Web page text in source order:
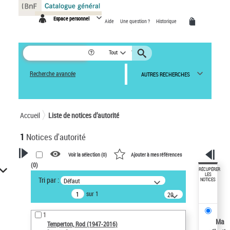
Espace personnel Aide Une question ? Historique
Tout
Recherche avancée AUTRES RECHERCHES
Accueil Liste de notices d’autorité
1 Notices d'autorité
VOTRE RECHERCHE
Recherche avancée dans les
notices d’autorité
Œuvres liées à l'auteur :
Temperton, Rod (1947-2016)
Voir la sélection (0) Ajouter à mes références
(0)
Tri par : Défaut
sur 1
20
résultats/page
1
Temperton, Rod (1947-2016)
RÉCUPÉRER
LES
NOTICES
Ma
Panneau de gestion des cookies